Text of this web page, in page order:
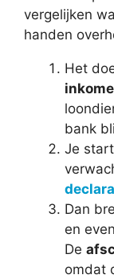
vergelijken
handen
Het
bank
Je
Dan
en
De
omdat